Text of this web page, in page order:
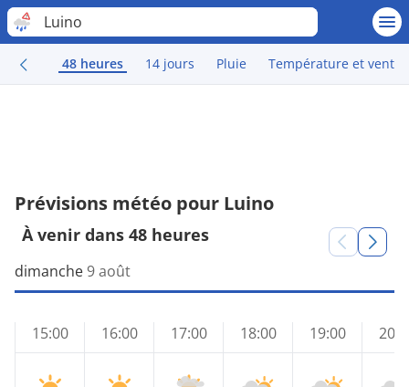
Luino
48 heures 14 jours Pluie Température et vent
Prévisions météo pour Luino
À venir dans 48 heures
dimanche9 août
15:00 16:00 17:00 18:00 19:00